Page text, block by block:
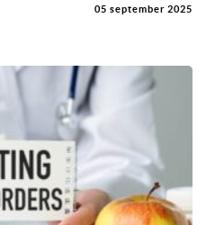
05 september 2025